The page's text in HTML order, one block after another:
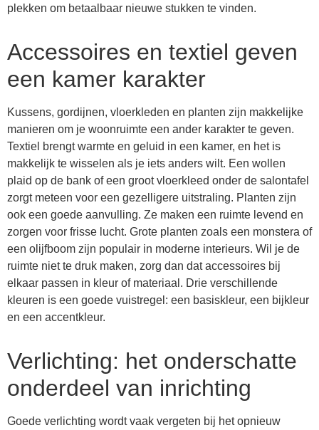
plekken om betaalbaar nieuwe stukken te vinden.
Accessoires en textiel geven
een kamer karakter
Kussens, gordijnen, vloerkleden en planten zijn makkelijke
manieren om je woonruimte een ander karakter te geven.
Textiel brengt warmte en geluid in een kamer, en het is
makkelijk te wisselen als je iets anders wilt. Een wollen
plaid op de bank of een groot vloerkleed onder de salontafel
zorgt meteen voor een gezelligere uitstraling. Planten zijn
ook een goede aanvulling. Ze maken een ruimte levend en
zorgen voor frisse lucht. Grote planten zoals een monstera of
een olijfboom zijn populair in moderne interieurs. Wil je de
ruimte niet te druk maken, zorg dan dat accessoires bij
elkaar passen in kleur of materiaal. Drie verschillende
kleuren is een goede vuistregel: een basiskleur, een bijkleur
en een accentkleur.
Verlichting: het onderschatte
onderdeel van inrichting
Goede verlichting wordt vaak vergeten bij het opnieuw